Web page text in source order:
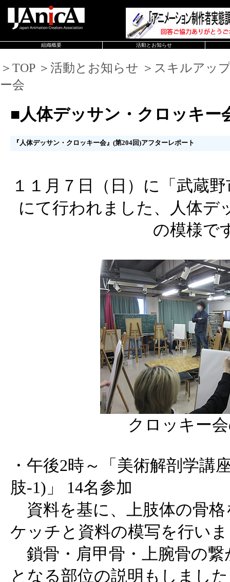
組織概要 活動とお知らせ
＞TOP ＞活動とお知らせ ＞スキルアッ
ー会
■人体デッサン・クロッキー
『人体デッサン・クロッキー会』(第204回)アフターレポート
１１月７日（日）に「武蔵
にて行われました、人体デ
の模様で
クロッキー
・午後2時～「美術解剖学講
肢-1)」 14名参加
資料を基に、上肢体の骨格
ケッチと資料の模写を行い
鎖骨・肩甲骨・上腕骨の
となる部位の説明もしまし